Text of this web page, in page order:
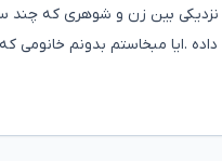
بین زن و شوهری که چند
داده .ایا مبخاستم بدونم